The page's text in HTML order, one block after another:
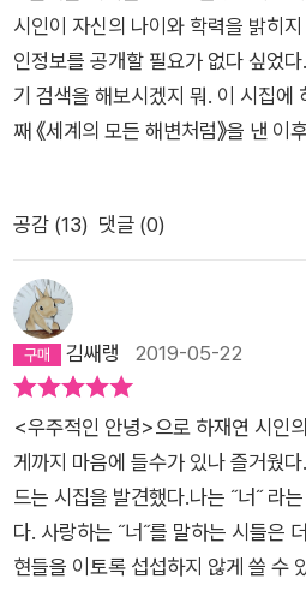
시인이 자신의 나이와 학력을 밝히
인정보를 공개할 필요가 없다 싶었
기 검색을 해보시겠지 뭐. 이 시집에
째 《세계의 모든 해변처럼》을 낸
있었다. 달달한 시어로 희망과 풍경
조근하게 이야기했던 시인. 그러다가
반이 마치 풀빵 기계에서 붕어빵 찍
형화된 시편들을 대량생산하고 있더
이젠 거의 없어졌지만 예전에 회사들
보 만들기 시합이 벌어졌을 때, 한 달
끼적여주고 편 당 한 30만 원 가량
대면 누군지 알 정도의 잘 나가는 시
자. 누구라고? 맞습니다, 그이. 지금
른 시인들과의 모음 시집 말고 자신
필집 중에서 절판이나 품절 빼고 당
공감 (13) 댓글 (0)
김쌔랭 2019-05-22
<우주적인 안녕>으로 하재연 시인
게까지 마음에 들수가 있나 즐거웠
드는 시집을 발견했다.나는 ˝너˝ 라
다. 사랑하는 ˝너˝를 말하는 시들은
현들을 이토록 섭섭하지 않게 쓸 수